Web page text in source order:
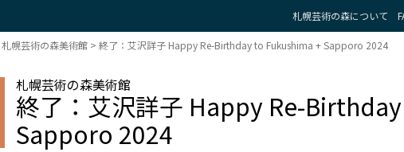
札幌芸術の森について
札幌芸術の森美術館 > 終了：艾沢詳子 Happy Re-Birthday to Fukushima + Sapporo 2024
札幌芸術の森美術館
終了：艾沢詳子 Happy Re-
Sapporo 2024